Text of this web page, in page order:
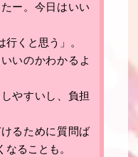
ー。今日はいい
行くと思う」。
いのかわかるよ
やすいし、負担
るために質問ば
ることも。